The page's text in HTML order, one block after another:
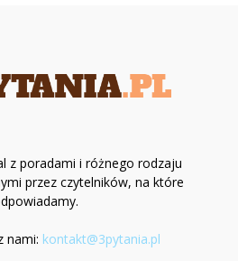
z poradami i różnego rodzaju
przez czytelników, na które
nami: kontakt@3pytania.pl